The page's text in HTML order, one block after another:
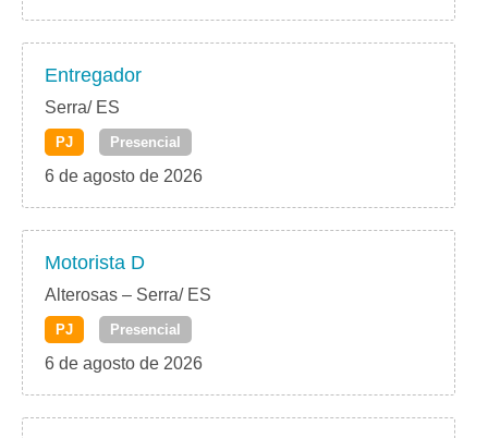
Entregador
Serra/ ES
PJ Presencial
6 de agosto de 2026
Motorista D
Alterosas – Serra/ ES
PJ Presencial
6 de agosto de 2026